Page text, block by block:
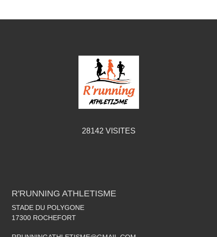
28142 VISITES
R'RUNNING ATHLETISME
STADE DU POLYGONE
17300 ROCHEFORT